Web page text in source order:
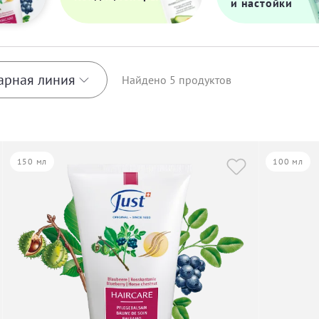
и настойки
линия Найдено 5 продуктов
150 мл 100 мл